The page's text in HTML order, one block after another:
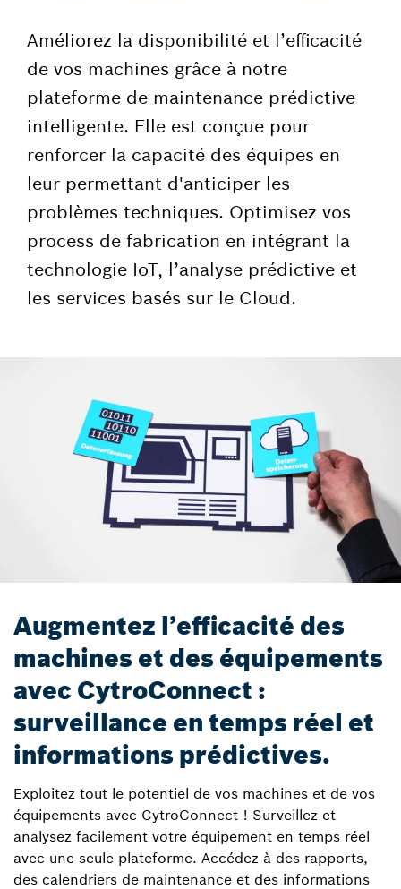
Améliorez la disponibilité et l’efficacité
de vos machines grâce à notre
plateforme de maintenance prédictive
intelligente. Elle est conçue pour
renforcer la capacité des équipes en
leur permettant d'anticiper les
problèmes techniques. Optimisez vos
process de fabrication en intégrant la
technologie IoT, l’analyse prédictive et
les services basés sur le Cloud.
Augmentez l’efficacité des
machines et des équipements
avec CytroConnect :
surveillance en temps réel et
informations prédictives.
Exploitez tout le potentiel de vos machines et de vos
équipements avec CytroConnect ! Surveillez et
analysez facilement votre équipement en temps réel
avec une seule plateforme. Accédez à des rapports,
des calendriers de maintenance et des informations